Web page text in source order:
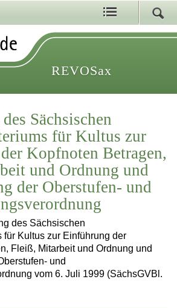
REVOSax
Sächsischen
für Kultus zur
Kopfnoten Betragen,
und Ordnung und
der Oberstufen- und
des Sächsischen
für Kultus zur Einführung der
Fleiß, Mitarbeit und Ordnung und
und
vom 6. Juli 1999 (SächsGVBl.